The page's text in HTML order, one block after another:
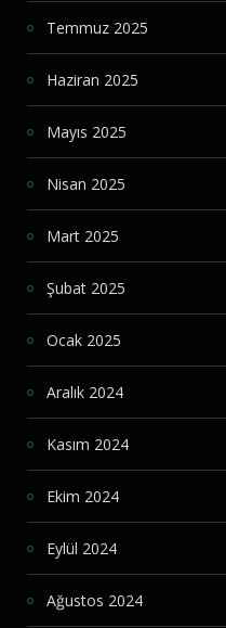
Temmuz 2025
Haziran 2025
Mayıs 2025
Nisan 2025
Mart 2025
Şubat 2025
Ocak 2025
Aralık 2024
Kasım 2024
Ekim 2024
Eylül 2024
Ağustos 2024